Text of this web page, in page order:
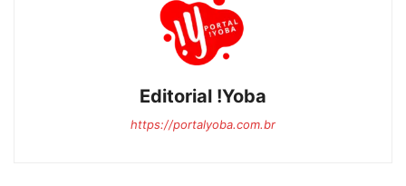
Editorial !Yoba
https://portalyoba.com.br